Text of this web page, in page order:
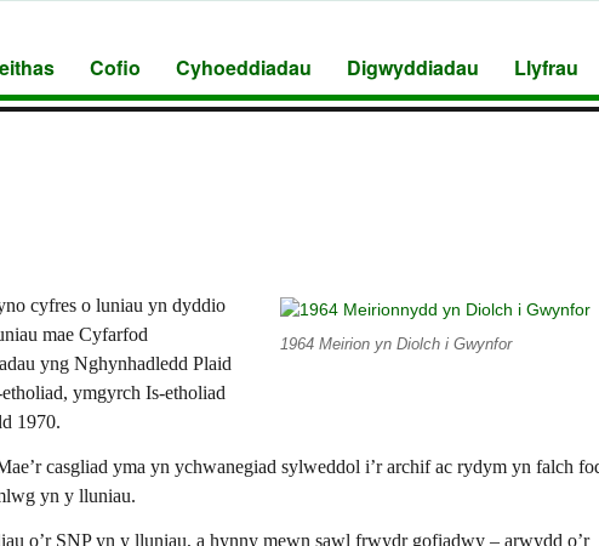
Cofio Cyhoeddiadau Digwyddiadau Llyfrau
1964 Meirion yn Diolch i Gwynfor
cyfres o luniau yn dyddio
mae Cyfarfod
yng Nghynhadledd Plaid
ymgyrch Is-etholiad
1970.
casgliad yma yn ychwanegiad sylweddol i’r archif ac rydym yn falch
yn y lluniau.
o’r SNP yn y lluniau, a hynny mewn sawl frwydr gofiadwy – arwydd o’r